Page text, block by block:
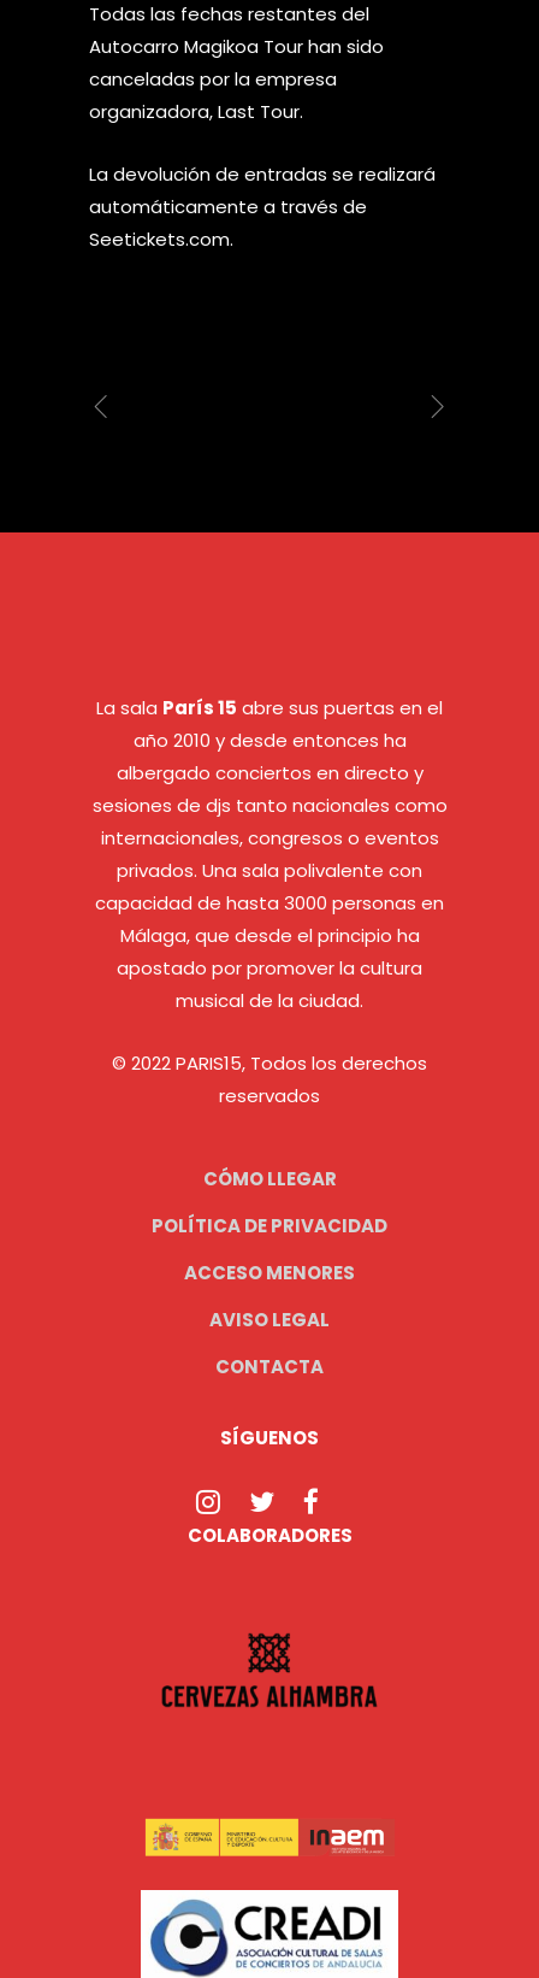
Todas las fechas restantes del
Autocarro Magikoa Tour han sido
canceladas por la empresa
organizadora, Last Tour.
La devolución de entradas se realizará
automáticamente a través de
Seetickets.com.
La sala París 15 abre sus puertas en el
año 2010 y desde entonces ha
albergado conciertos en directo y
sesiones de djs tanto nacionales como
internacionales, congresos o eventos
privados. Una sala polivalente con
capacidad de hasta 3000 personas en
Málaga, que desde el principio ha
apostado por promover la cultura
musical de la ciudad.
© 2022 PARIS15, Todos los derechos
reservados
CÓMO LLEGAR
POLÍTICA DE PRIVACIDAD
ACCESO MENORES
AVISO LEGAL
CONTACTA
SÍGUENOS
COLABORADORES